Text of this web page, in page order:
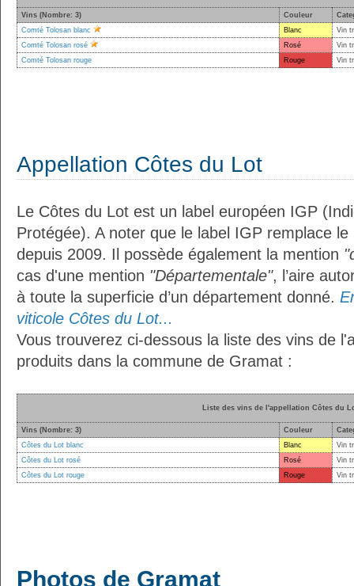
Vins (Nombre: 3) Couleur
Comté Tolosan blanc
Blanc
Vin
Comté Tolosan rosé
Rosé
Vin
Comté Tolosan rouge
Rouge Vin
Appellation Côtes du Lot
Le Côtes du Lot est un label européen IGP
Protégée). A noter que le label IGP remplace
depuis 2009. Il possède également la mention
cas d'une mention "Départementale", l’aire
à toute la superficie d’un département donné.
viticole Côtes du Lot...
Vous trouverez ci-dessous la liste des vins de
produits dans la commune de Gramat :
Liste des vins de l'appellation Côtes du
Vins (Nombre: 3) Couleur
Côtes du Lot blanc
Blanc
Vin
Côtes du Lot rosé
Rosé
Vin
Côtes du Lot rouge
Rouge Vin
Photos de Gramat